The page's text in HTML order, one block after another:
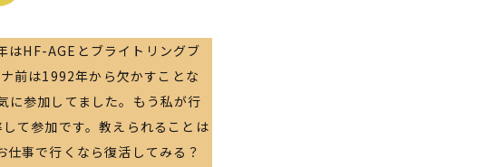
はHF-AGEとブライトリングブ
前は1992年から欠かすことな
に参加してました。もう私が行
て参加です。教えられることは
事で行くなら復活してみる？